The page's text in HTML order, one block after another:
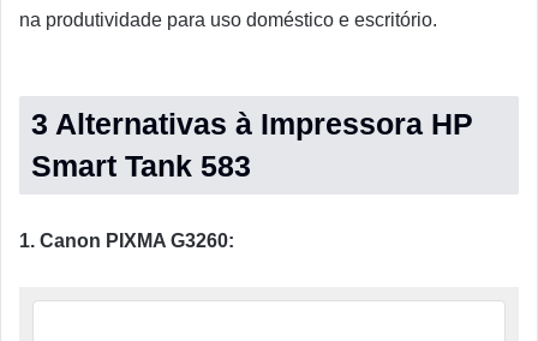
na produtividade para uso doméstico e escritório.
3 Alternativas à Impressora HP
Smart Tank 583
1. Canon PIXMA G3260: